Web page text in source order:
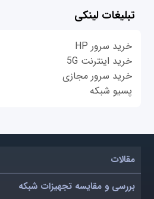
تبلیغات لینکی
خرید سرور HP
خرید اینترنت 5G
خرید سرور مجازی
پسیو شبکه
مقالات
بررسی و مقایسه تجهیزات شبکه